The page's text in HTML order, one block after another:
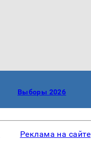
Выборы 2026
Реклама на сайте